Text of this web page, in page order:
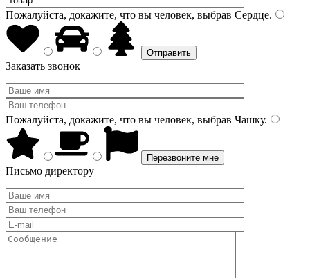
Пожалуйста, докажите, что вы человек, выбрав Сердце.
Заказать звонок
Пожалуйста, докажите, что вы человек, выбрав Чашку.
Письмо директору